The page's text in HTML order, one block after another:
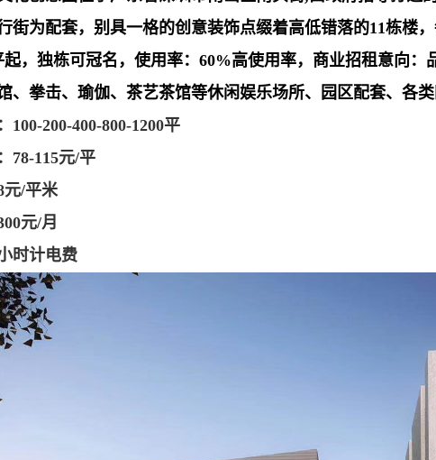
街为配套，别具一格的创意装饰点缀着高低错落的11栋楼
起，独栋可冠名，使用率：60%高使用率，商业招租意向：
、拳击、瑜伽、茶艺茶馆等休闲娱乐场所、园区配套、各
100-200-400-800-1200平
78-115元/平
元/平米
元/月
时计电费